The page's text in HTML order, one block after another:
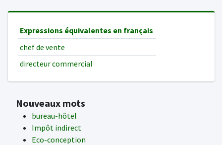
Expressions équivalentes en français
chef de vente
directeur commercial
Nouveaux mots
bureau-hôtel
Impôt indirect
Eco-conception